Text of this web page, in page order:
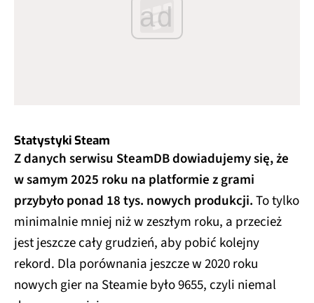
ad
Statystyki Steam
Z danych serwisu SteamDB dowiadujemy się, że
w samym 2025 roku na platformie z grami
przybyło ponad 18 tys. nowych produkcji.To tylko
minimalnie mniej niż w zeszłym roku, a przecież
jest jeszcze cały grudzień, aby pobić kolejny
rekord. Dla porównania jeszcze w 2020 roku
nowych gier na Steamie było 9655, czyli niemal